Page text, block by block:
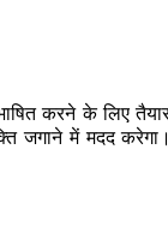
करने के लिए
जगाने में मदद